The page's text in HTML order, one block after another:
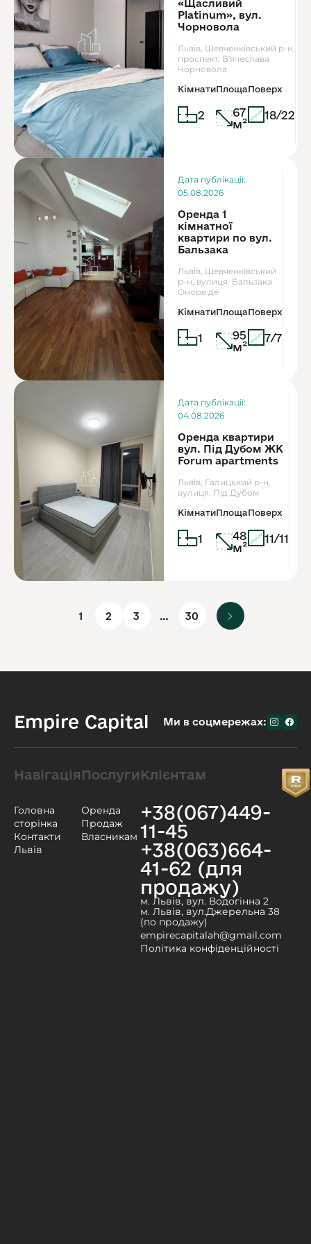
«Щасливий
Platinum», вул.
Чорновола
Львів, Шевченківський р-н,
проспект. В'ячеслава
Чорновола
Кімнати
2
Площа
67
м²
Поверх
18/22
Дата публікації:
05.08.2026
Оренда 1
кімнатної
квартири по вул.
Бальзака
Львів, Шевченківський
р-н, вулиця. Бальзака
Оноре де
Кімнати
1
Площа
95
м²
Поверх
7/7
Дата публікації:
04.08.2026
Оренда квартири
вул. Під Дубом ЖК
Forum apartments
Львів, Галицький р-н,
вулиця. Під Дубом
Кімнати
1
Площа
48
м²
Поверх
11/11
1 2 3 … 30
Empire Capital Ми в соцмережах:
Навігація
Головна
сторінка
Контакти
Львів
Послуги
Оренда
Продаж
Власникам
Клієнтам
+38(067)449-
11-45
+38(063)664-
41-62 (для
продажу)
м. Львів, вул. Водогінна 2
м. Львів, вул.Джерельна 38
(по продажу)
empirecapitalah@gmail.com
Політика конфіденційності